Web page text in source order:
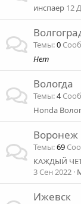
инспаер 12
Темы 0
Нет
Вологда
Темы 4
Honda
Воронеж
Темы 69
КАЖДЫЙ
3 Сен 2022
Ижевск